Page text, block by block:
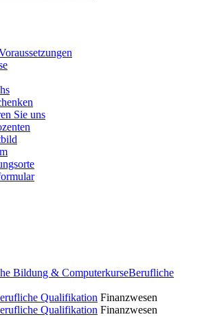
Sie uns
Bildung & ComputerkurseBerufliche
Qualifikation Finanzwesen
Qualifikation Finanzwesen